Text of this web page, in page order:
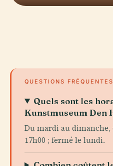
QUESTIONS FRÉQUENTES
Quels sont les
Kunstmuseum Den
Du mardi au dimanche,
17h00 ; fermé le lundi.